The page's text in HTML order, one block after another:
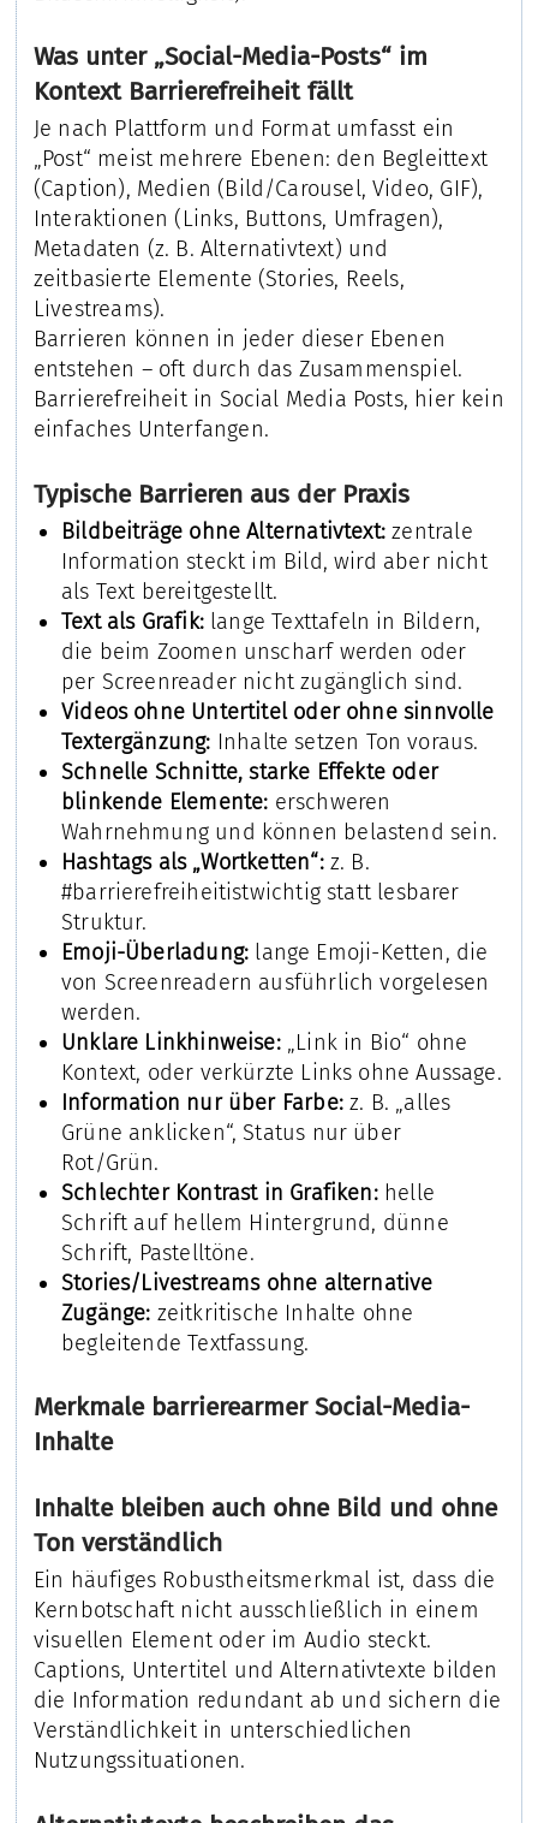
Was unter „Social-Media-Posts“ im
Kontext Barrierefreiheit fällt
Je nach Plattform und Format umfasst ein
„Post“ meist mehrere Ebenen: den Begleittext
(Caption), Medien (Bild/Carousel, Video, GIF),
Interaktionen (Links, Buttons, Umfragen),
Metadaten (z. B. Alternativtext) und
zeitbasierte Elemente (Stories, Reels,
Livestreams).
Barrieren können in jeder dieser Ebenen
entstehen – oft durch das Zusammenspiel.
Barrierefreiheit in Social Media Posts, hier kein
einfaches Unterfangen.
Typische Barrieren aus der Praxis
Bildbeiträge ohne Alternativtext: zentrale
Information steckt im Bild, wird aber nicht
als Text bereitgestellt.
Text als Grafik:lange Texttafeln in Bildern,
die beim Zoomen unscharf werden oder
per Screenreader nicht zugänglich sind.
Videos ohne Untertitel oder ohne sinnvolle
Textergänzung: Inhalte setzen Ton voraus.
Schnelle Schnitte, starke Effekte oder
blinkende Elemente: erschweren
Wahrnehmung und können belastend sein.
Hashtags als „Wortketten“:z. B.
#barrierefreiheitistwichtig statt lesbarer
Struktur.
Emoji-Überladung: lange Emoji-Ketten, die
von Screenreadern ausführlich vorgelesen
werden.
Unklare Linkhinweise:„Link in Bio“ ohne
Kontext, oder verkürzte Links ohne Aussage.
Information nur über Farbe:z. B. „alles
Grüne anklicken“, Status nur über
Rot/Grün.
Schlechter Kontrast in Grafiken:helle
Schrift auf hellem Hintergrund, dünne
Schrift, Pastelltöne.
Stories/Livestreams ohne alternative
Zugänge: zeitkritische Inhalte ohne
begleitende Textfassung.
Merkmale barrierearmer Social-Media-
Inhalte
Inhalte bleiben auch ohne Bild und ohne
Ton verständlich
Ein häufiges Robustheitsmerkmal ist, dass die
Kernbotschaft nicht ausschließlich in einem
visuellen Element oder im Audio steckt.
Captions, Untertitel und Alternativtexte bilden
die Information redundant ab und sichern die
Verständlichkeit in unterschiedlichen
Nutzungssituationen.